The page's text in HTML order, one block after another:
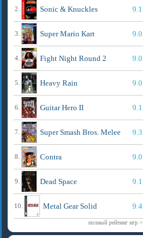
2. Sonic & Knuckles 9.1
3. Super Mario Kart 9.0
4. Fight Night Round 2 9.0
5. Heavy Rain 9.0
6. Guitar Hero II 9.1
7. Super Smash Bros. Melee 9.3
8. Contra 9.0
9. Dead Space 9.1
10. Metal Gear Solid 9.4
полный рейтинг игр >